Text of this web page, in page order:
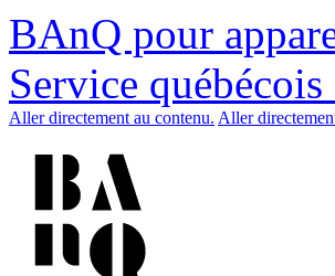
BAnQ pour
Service
Aller directement au contenu. Aller